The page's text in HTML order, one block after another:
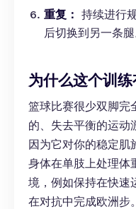
重复： 持续进行
后切换到另一条腿
为什么这个训
篮球比赛很少双脚完
的、失去平衡的运动
因为它对你的稳定肌
身体在单肢上处理体
境，例如保持在快速
在对抗中完成欧洲步